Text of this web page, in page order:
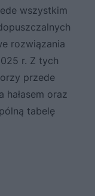
wszystkim
rozwiązania
r. Z tych
przede
oraz
tabelę